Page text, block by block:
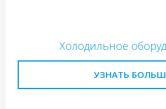
Холодильное
УЗНАТЬ